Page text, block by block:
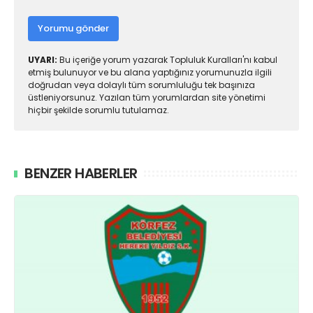
Yorumu gönder
UYARI: Bu içeriğe yorum yazarak Topluluk Kuralları'nı kabul
etmiş bulunuyor ve bu alana yaptığınız yorumunuzla ilgili
doğrudan veya dolaylı tüm sorumluluğu tek başınıza
üstleniyorsunuz. Yazılan tüm yorumlardan site yönetimi
hiçbir şekilde sorumlu tutulamaz.
BENZER HABERLER